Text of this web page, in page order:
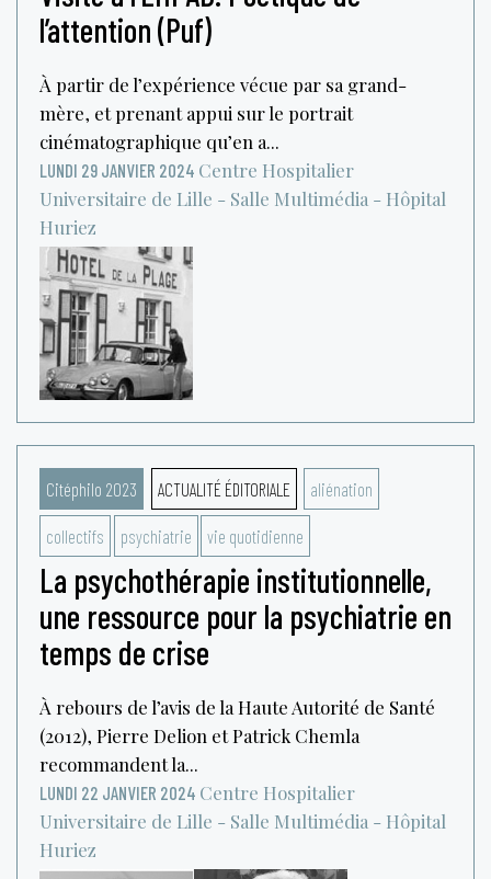
l’attention (Puf)
À partir de l’expérience vécue par sa grand-
mère, et prenant appui sur le portrait
cinématographique qu’en a...
LUNDI 29 JANVIER 2024 Centre Hospitalier
Universitaire de Lille - Salle Multimédia - Hôpital
Huriez
Citéphilo 2023 ACTUALITÉ ÉDITORIALE aliénation
collectifs psychiatrie vie quotidienne
La psychothérapie institutionnelle,
une ressource pour la psychiatrie en
temps de crise
À rebours de l’avis de la Haute Autorité de Santé
(2012), Pierre Delion et Patrick Chemla
recommandent la...
LUNDI 22 JANVIER 2024 Centre Hospitalier
Universitaire de Lille - Salle Multimédia - Hôpital
Huriez